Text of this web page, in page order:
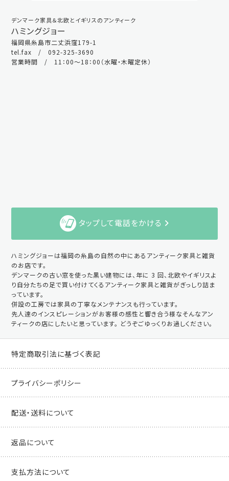
デンマーク家具＆北欧とイギリスのアンティーク
ハミングジョー
福岡県糸島市二丈浜窪179-1
tel.fax / 092-325-3690
営業時間 / 11：00～18：00（水曜・木曜定休）
タップして電話をかける
ハミングジョーは福岡の糸島の自然の中にあるアンティーク家具と雑貨
のお店です。
デンマークの古い窓を使った黒い建物には、年に 3 回、北欧やイギリスよ
り自分たちの足で買い付けてくるアンティーク家具と雑貨がぎっしり詰ま
っています。
併設の工房では家具の丁寧なメンテナンスも行っています。
先人達のインスピレーションがお客様の感性と響き合う様なそんなアン
ティークの店にしたいと思っています。 どうぞごゆっくりお過しください。
特定商取引法に基づく表記
プライバシーポリシー
配送・送料について
返品について
支払方法について